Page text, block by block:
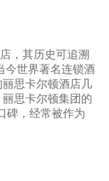
，其历史可追溯
今世界著名连锁酒
思卡尔顿酒店几
思卡尔顿集团的
碑，经常被作为